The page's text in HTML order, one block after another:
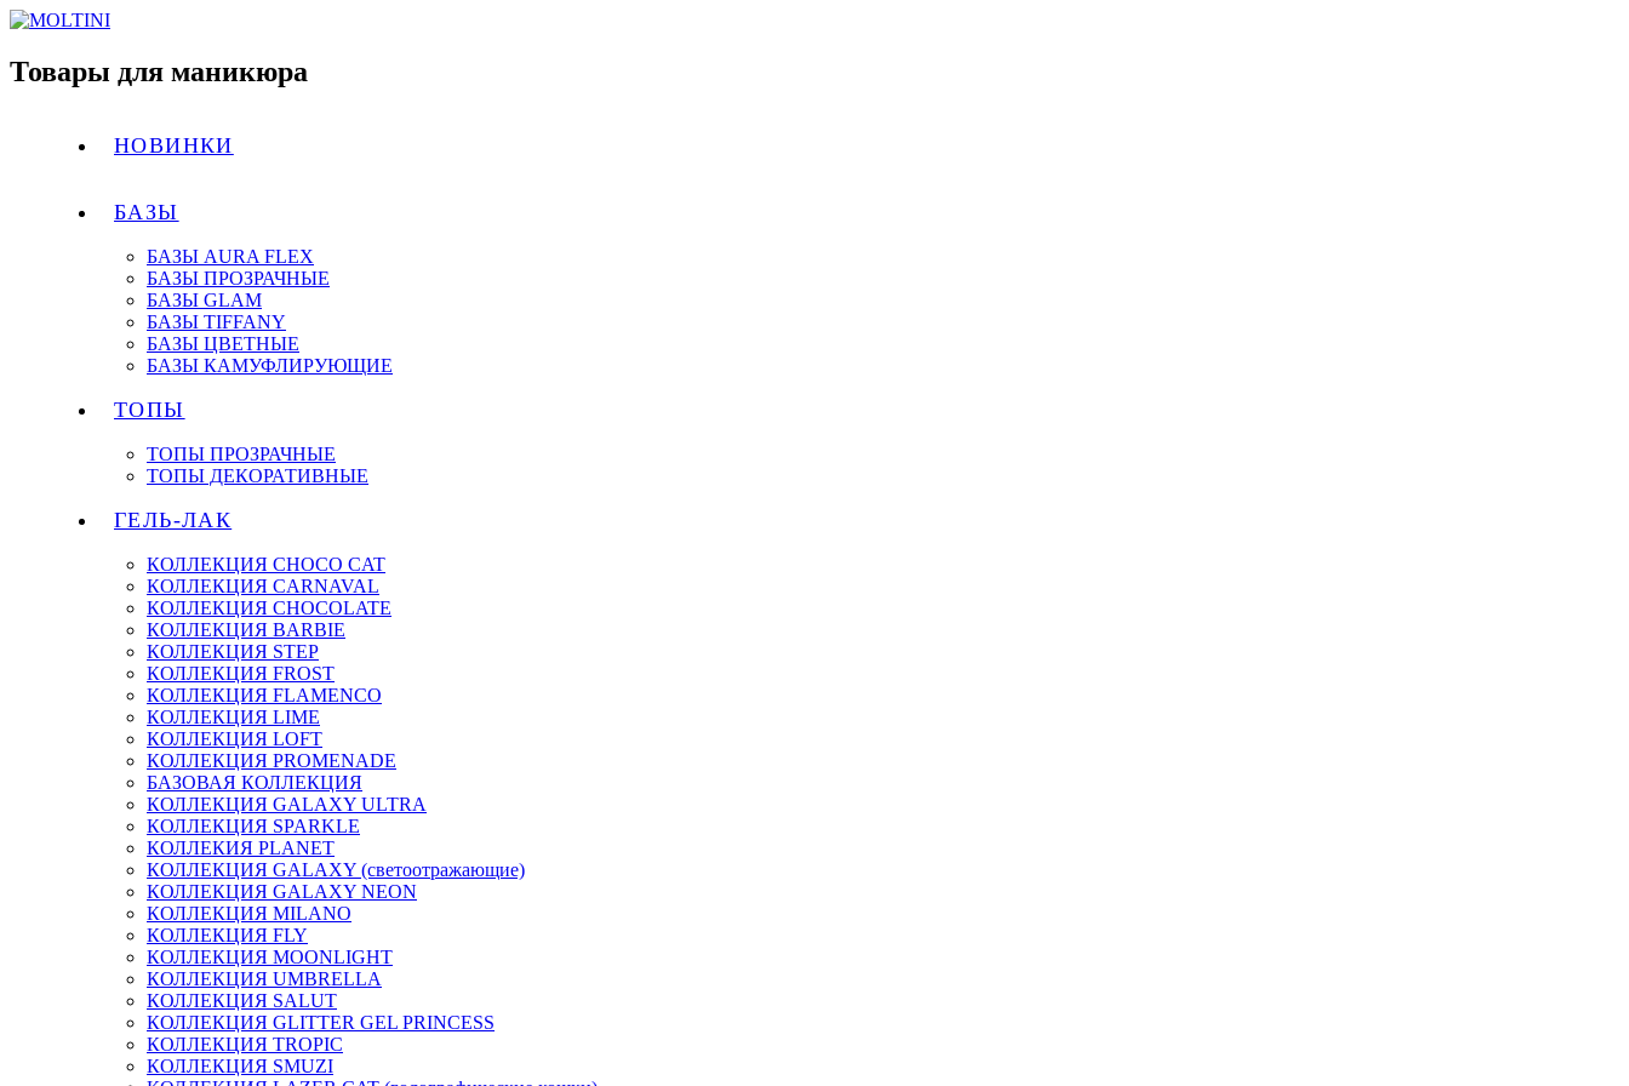
Товары для маникюра
НОВИНКИ
БАЗЫ
БАЗЫ AURA FLEX
БАЗЫ ПРОЗРАЧНЫЕ
БАЗЫ GLAM
БАЗЫ TIFFANY
БАЗЫ ЦВЕТНЫЕ
БАЗЫ КАМУФЛИРУЮЩИЕ
ТОПЫ
ТОПЫ ПРОЗРАЧНЫЕ
ТОПЫ ДЕКОРАТИВНЫЕ
ГЕЛЬ-ЛАК
КОЛЛЕКЦИЯ CHOCO CAT
КОЛЛЕКЦИЯ CARNAVAL
КОЛЛЕКЦИЯ CHOCOLATE
КОЛЛЕКЦИЯ BARBIE
КОЛЛЕКЦИЯ STEP
КОЛЛЕКЦИЯ FROST
КОЛЛЕКЦИЯ FLAMENCO
КОЛЛЕКЦИЯ LIME
КОЛЛЕКЦИЯ LOFT
КОЛЛЕКЦИЯ PROMENADE
БАЗОВАЯ КОЛЛЕКЦИЯ
КОЛЛЕКЦИЯ GALAXY ULTRA
КОЛЛЕКЦИЯ SPARKLE
КОЛЛЕКИЯ PLANET
КОЛЛЕКЦИЯ GALAXY (светоотражающие)
КОЛЛЕКЦИЯ GALAXY NEON
КОЛЛЕКЦИЯ MILANO
КОЛЛЕКЦИЯ FLY
КОЛЛЕКЦИЯ MOONLIGHT
КОЛЛЕКЦИЯ UMBRELLA
КОЛЛЕКЦИЯ SALUT
КОЛЛЕКЦИЯ GLITTER GEL PRINCESS
КОЛЛЕКЦИЯ TROPIC
КОЛЛЕКЦИЯ SMUZI